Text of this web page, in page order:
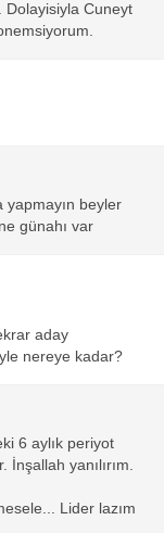
Dolayisiyla Cuneyt
yapmayın beyler
günahı var
aday
nereye kadar?
6 aylık periyot
yanılırım.
Lider lazım